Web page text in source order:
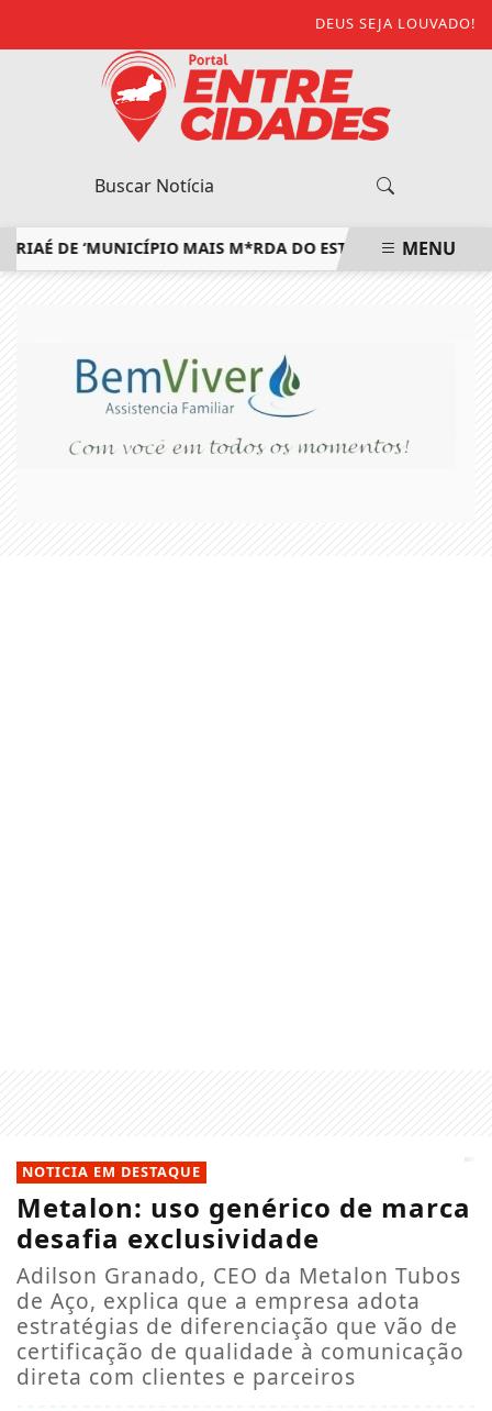
DEUS SEJA LOUVADO!
DE ‘MUNICÍPIO MAIS M*RDA DO ESTADO’ E DEFENDE
MENU
NOTICIA EM DESTAQUE
Metalon: uso genérico de marca
desafia exclusividade
Adilson Granado, CEO da Metalon Tubos
de Aço, explica que a empresa adota
estratégias de diferenciação que vão de
certificação de qualidade à comunicação
direta com clientes e parceiros